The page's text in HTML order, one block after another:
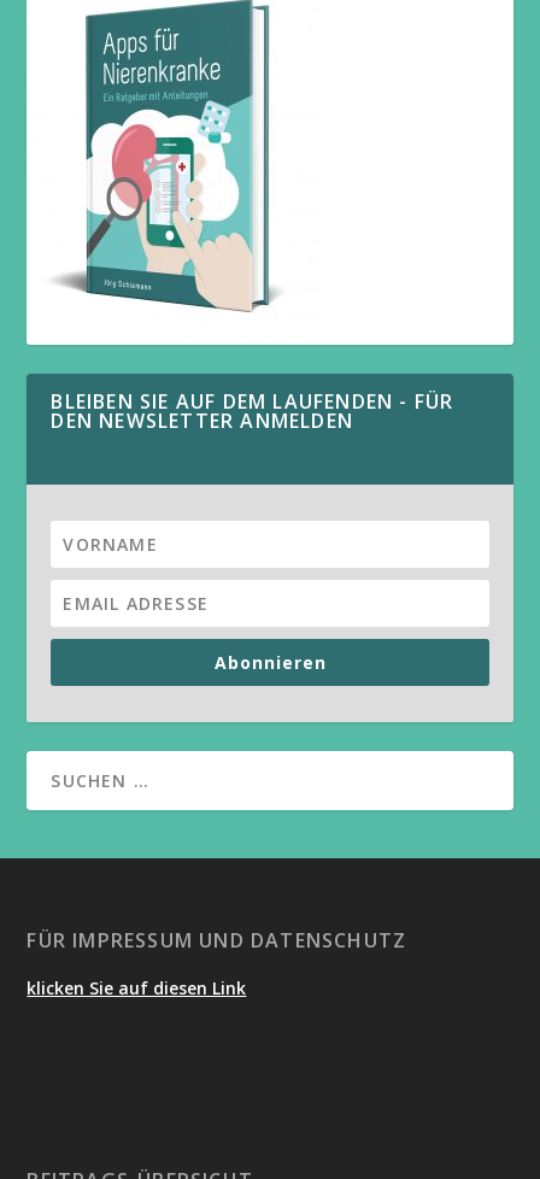
BLEIBEN SIE AUF DEM LAUFENDEN - FÜR
DEN NEWSLETTER ANMELDEN
Abonnieren
FÜR IMPRESSUM UND DATENSCHUTZ
klicken Sie auf diesen Link